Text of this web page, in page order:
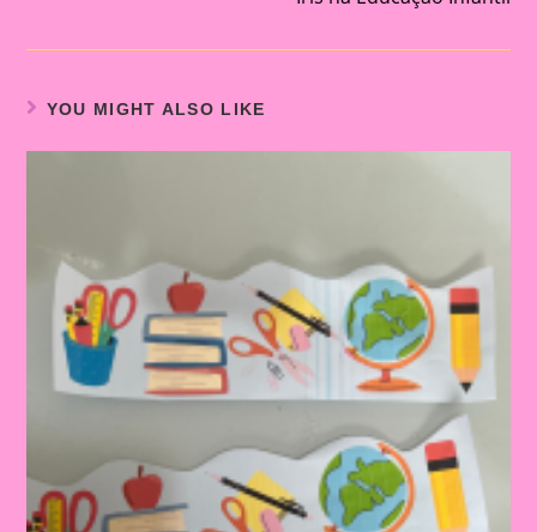
YOU MIGHT ALSO LIKE